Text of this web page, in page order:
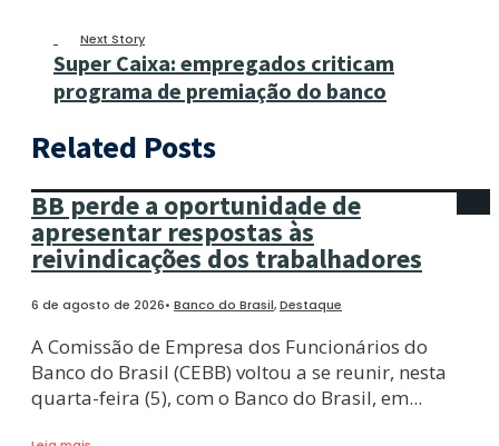
Next Story
Super Caixa: empregados criticam
programa de premiação do banco
Related Posts
BB perde a oportunidade de
apresentar respostas às
reivindicações dos trabalhadores
6 de agosto de 2026• Banco do Brasil,Destaque
A Comissão de Empresa dos Funcionários do
Banco do Brasil (CEBB) voltou a se reunir, nesta
quarta-feira (5), com o Banco do Brasil, em...